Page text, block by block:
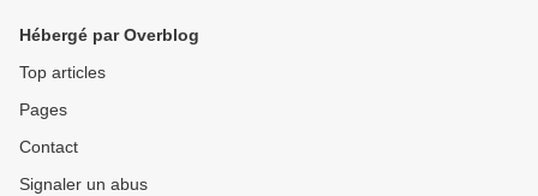
Hébergé par Overblog
Top articles
Pages
Contact
Signaler un abus